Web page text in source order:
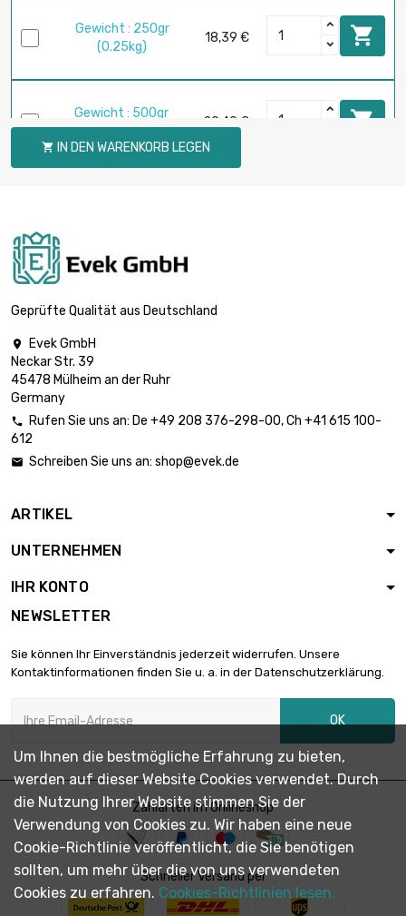
Gewicht : 250gr
(0.25kg)
18,39 € 
Gewicht : 500gr
(0.5kg)
29,40 € 
Gewicht : 5000gr
(5kg)
 IN DEN WARENKORB LEGEN
Geprüfte Qualität aus Deutschland

Evek GmbH
Neckar Str. 39
45478 Mülheim an der Ruhr
Germany
 Rufen Sie uns an: De +49 208 376-298-00, Ch +41 615 100-
612
 Schreiben Sie uns an: shop@evek.de
ARTIKEL
UNTERNEHMEN
IHR KONTO
NEWSLETTER
Sie können Ihr Einverständnis jederzeit widerrufen. Unsere
Kontaktinformationen finden Sie u. a. in der Datenschutzerklärung.
OK
Zahlarten im Onlineshop
Schneller Versand per
Um Ihnen die bestmögliche Erfahrung zu bieten,
werden auf dieser Website Cookies verwendet. Durch
die Nutzung Ihrer Website stimmen Sie der
Verwendung von Cookies zu. Wir haben eine neue
Cookie-Richtlinie veröffentlicht, die Sie benötigen
sollten, um mehr über die von uns verwendeten
Cookies zu erfahren. Cookies-Richtlinien lesen.